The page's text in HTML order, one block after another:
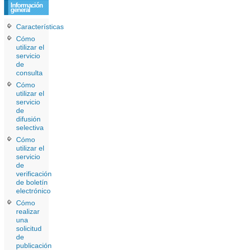
Información
general
Características
Cómo
utilizar el
servicio
de
consulta
Cómo
utilizar el
servicio
de
difusión
selectiva
Cómo
utilizar el
servicio
de
verificación
de boletín
electrónico
Cómo
realizar
una
solicitud
de
publicación